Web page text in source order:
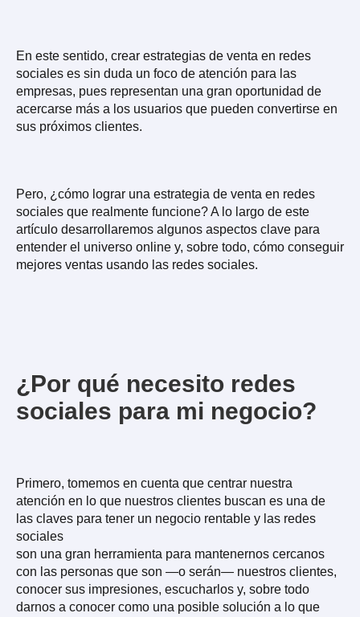
En este sentido, crear estrategias de venta en redes
sociales es sin duda un foco de atención para las
empresas, pues representan una gran oportunidad de
acercarse más a los usuarios que pueden convertirse en
sus próximos clientes.
Pero, ¿cómo lograr una estrategia de venta en redes
sociales que realmente funcione? A lo largo de este
artículo desarrollaremos algunos aspectos clave para
entender el universo online y, sobre todo, cómo conseguir
mejores ventas usando las redes sociales.
¿Por qué necesito redes
sociales para mi negocio?
Primero, tomemos en cuenta que centrar nuestra
atención en lo que nuestros clientes buscan es una de
las claves para tener un negocio rentable y las redes
sociales
son una gran herramienta para mantenernos cercanos
con las personas que son —o serán— nuestros clientes,
conocer sus impresiones, escucharlos y, sobre todo
darnos a conocer como una posible solución a lo que